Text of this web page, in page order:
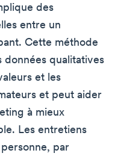
des
entre un
Cette méthode
qualitatives
et les
et peut aider
à mieux
Les entretiens
par